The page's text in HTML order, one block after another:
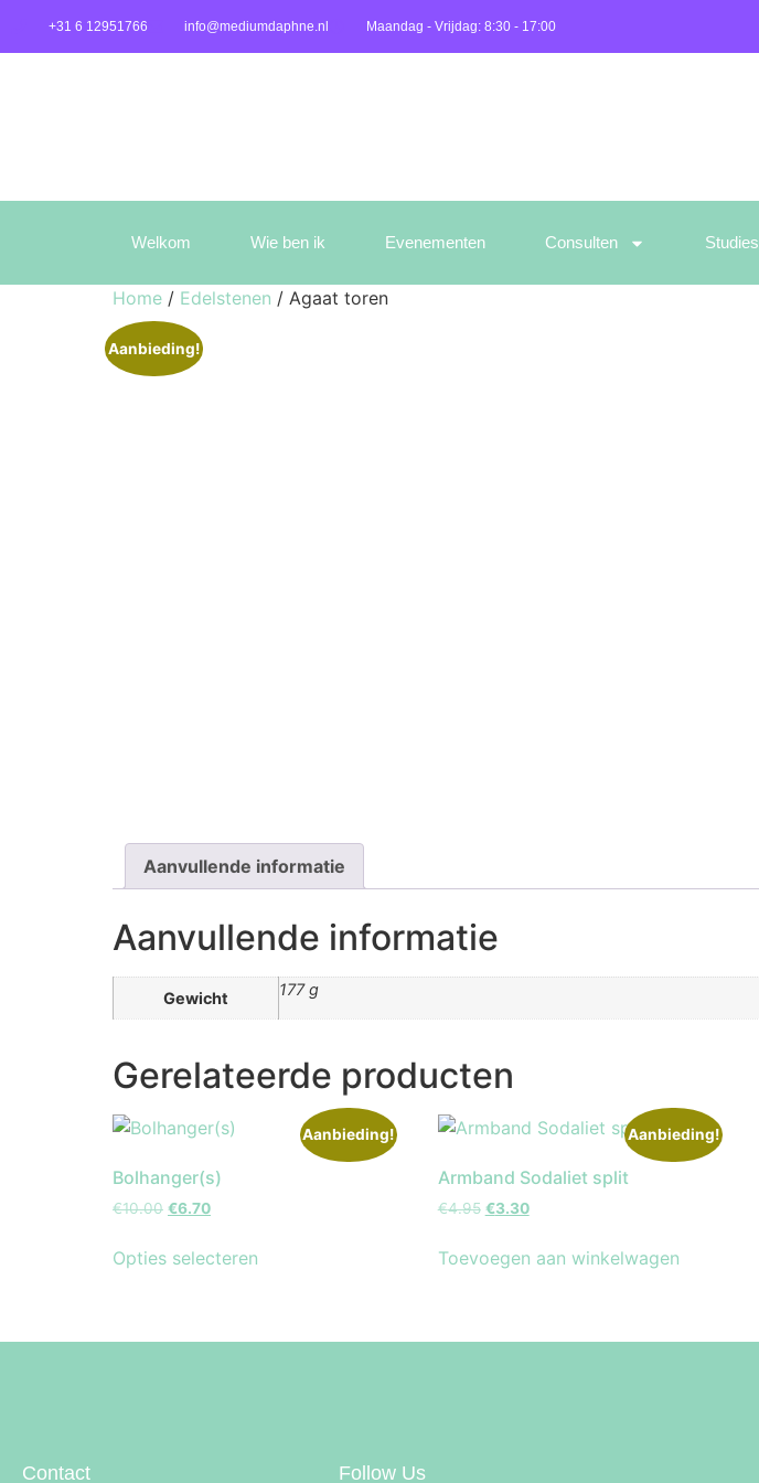
+31 6 12951766 info@mediumdaphne.nl Maandag - Vrijdag: 8:30 - 17:00
Welkom Wie ben ik Evenementen Consulten Studies
Home / Edelstenen / Agaat toren
Aanbieding!
Aanvullende informatie
Aanvullende informatie
Gewicht 177 g
Gerelateerde producten
Aanbieding!
Bolhanger(s)
€10.00 €6.70
Opties selecteren
Aanbieding!
Armband Sodaliet split
€4.95 €3.30
Toevoegen aan winkelwagen
Contact Follow Us